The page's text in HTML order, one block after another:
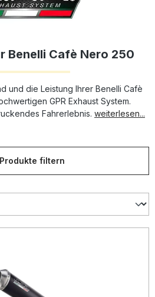
Benelli Cafè Nero 250
und die Leistung Ihrer Benelli Cafè
GPR Exhaust System.
Fahrerlebnis. weiterlesen...
Produkte filtern